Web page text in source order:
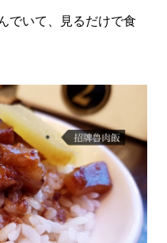
でいて、見るだけで食